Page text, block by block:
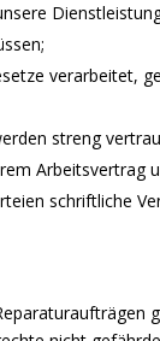
verarbeitet,
streng
Arbeitsvertrag
schriftliche